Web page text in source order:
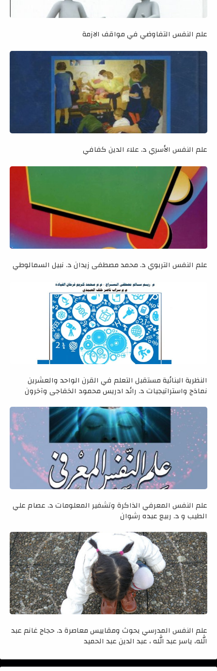
علم النفس التفاوضي في مواقف الازمة
علم النفس الأسري د. علاء الدين كفافي
علم النفس التربوي د. محمد مصطفى زيدان د. نبيل السمالوطي
النظرية البنائية مستقبل التعلم في القرن الواحد والعشرين
نماذج واستراتيجيات د. رائد ادريس محمود الخفاجي وآخرون
علم النفس المعرفي الذاكرة وتشفير المعلومات د. عصام علي
الطيب و د. ربيع عبده رشوان
علم النفس المدرسي بحوث ومقاييس معاصرة د. حجاج غانم عبد
الله، ياسر عبد الله ، عبد الدين عبد الحميد